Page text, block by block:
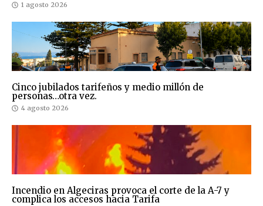
1 agosto 2026
Cinco jubilados tarifeños y medio millón de
personas…otra vez.
4 agosto 2026
Incendio en Algeciras provoca el corte de la A-7 y
complica los accesos hacia Tarifa